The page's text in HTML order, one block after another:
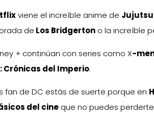
viene el increíble anime de
de Los Bridgerton o la increíble
+ continúan con series como X-
Crónicas del Imperio.
fan de DC estás de suerte porque en
del cine que no puedes